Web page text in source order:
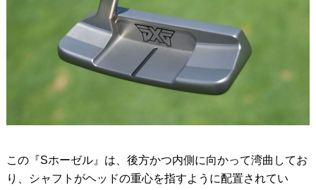
この『Sホーゼル』は、後方かつ内側に向かって湾曲してお
り、シャフトがヘッドの重心を指すように配置されてい